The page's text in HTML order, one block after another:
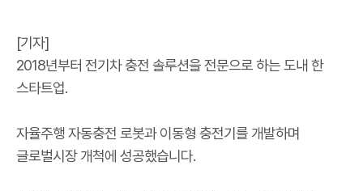
[기자]
2018년부터 전기차 충전 솔루션을 전문으로 하는 도내 한
스타트업.
자율주행 자동충전 로봇과 이동형 충전기를 개발하며
글로벌시장 개척에 성공했습니다.